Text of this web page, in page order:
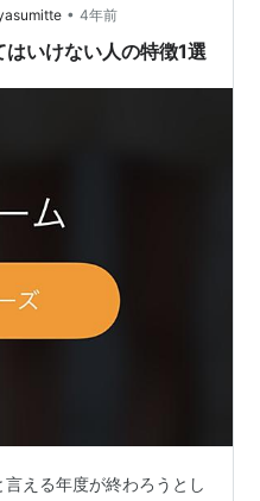
くにあ…
• 4年前
いけない人の特徴1選
える年度が終わろうとし